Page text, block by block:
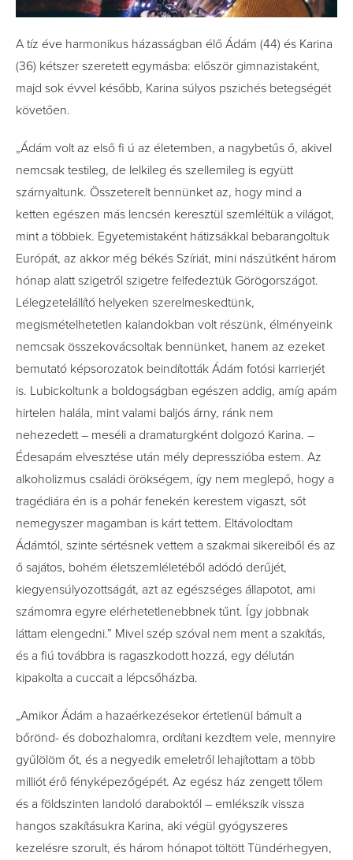
A tíz éve harmonikus házasságban élő Ádám (44) és Karina
(36) kétszer szeretett egymásba: először gimnazistaként,
majd sok évvel később, Karina súlyos pszichés betegségét
követően.
„Ádám volt az első ﬁ ú az életemben, a nagybetűs ő, akivel
nemcsak testileg, de lelkileg és szellemileg is együtt
szárnyaltunk. Összeterelt bennünket az, hogy mind a
ketten egészen más lencsén keresztül szemléltük a világot,
mint a többiek. Egyetemistaként hátizsákkal bebarangoltuk
Európát, az akkor még békés Szíriát, mini nászútként három
hónap alatt szigetről szigetre felfedeztük Görögországot.
Lélegzetelállító helyeken szerelmeskedtünk,
megismételhetetlen kalandokban volt részünk, élményeink
nemcsak összekovácsoltak bennünket, hanem az ezeket
bemutató képsorozatok beindították Ádám fotósi karrierjét
is. Lubickoltunk a boldogságban egészen addig, amíg apám
hirtelen halála, mint valami baljós árny, ránk nem
nehezedett – meséli a dramaturgként dolgozó Karina. –
Édesapám elvesztése után mély depresszióba estem. Az
alkoholizmus családi örökségem, így nem meglepő, hogy a
tragédiára én is a pohár fenekén kerestem vigaszt, sőt
nemegyszer magamban is kárt tettem. Eltávolodtam
Ádámtól, szinte sértésnek vettem a szakmai sikereiből és az
ő sajátos, bohém életszemléletéből adódó derűjét,
kiegyensúlyozottságát, azt az egészséges állapotot, ami
számomra egyre elérhetetlenebbnek tűnt. Így jobbnak
láttam elengedni.” Mivel szép szóval nem ment a szakítás,
és a ﬁú továbbra is ragaszkodott hozzá, egy délután
kipakolta a cuccait a lépcsőházba.
„Amikor Ádám a hazaérkezésekor értetlenül bámult a
bőrönd- és dobozhalomra, ordítani kezdtem vele, mennyire
gyűlölöm őt, és a negyedik emeletről lehajítottam a több
milliót érő fényképezőgépét. Az egész ház zengett tőlem
és a földszinten landoló daraboktól – emlékszik vissza
hangos szakításukra Karina, aki végül gyógyszeres
kezelésre szorult, és három hónapot töltött Tündérhegyen,